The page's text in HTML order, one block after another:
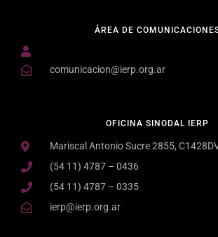
OFICINA SINODAL IERP
Mariscal Antonio Sucre 2855,
(54 11) 4787 – 0436
(54 11) 4787 – 0335
ierp@ierp.org.ar
ÁREA DE
comunicacion@ierp.org.ar